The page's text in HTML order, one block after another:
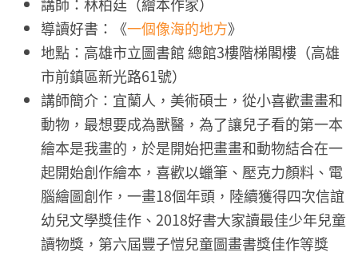
講師：林柏廷（繪本作家）
導讀好書：《一個像海的地方》
地點：高雄市立圖書館 總館3樓階梯閣樓（高雄
市前鎮區新光路61號）
講師簡介：宜蘭人，美術碩士，從小喜歡畫畫和
動物，最想要成為獸醫，為了讓兒子看的第一本
繪本是我畫的，於是開始把畫畫和動物結合在一
起開始創作繪本，喜歡以蠟筆、壓克力顏料、電
腦繪圖創作，一畫18個年頭，陸續獲得四次信誼
幼兒文學獎佳作、2018好書大家讀最佳少年兒童
讀物獎，第六屆豐子愷兒童圖畫書獎佳作等獎